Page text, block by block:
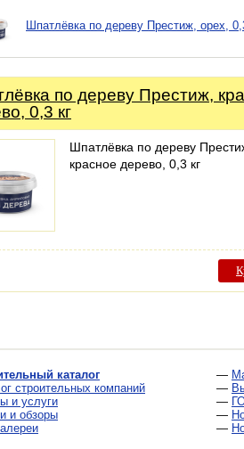
Шпатлёвка по дереву Престиж, орех,
по дереву Престиж,
0,3 кг
Шпатлёвка по дереву
красное дерево, 0,3 кг
каталог
строительных компаний
и услуги
и обзоры
—
—
—
—
—